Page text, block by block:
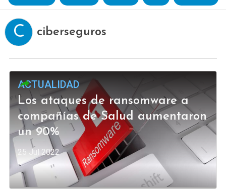
C ciberseguros
ACTUALIDAD
Los ataques de ransomware a
compañías de Salud aumentaron
un 90%
25 Jul 2022